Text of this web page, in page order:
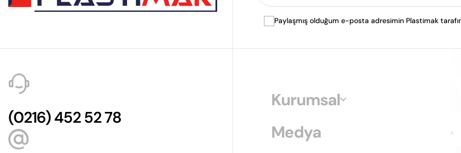
Paylaşmış olduğum e-posta adresimin Plastimak
(0216) 452 52 78
Kurumsal
Medya